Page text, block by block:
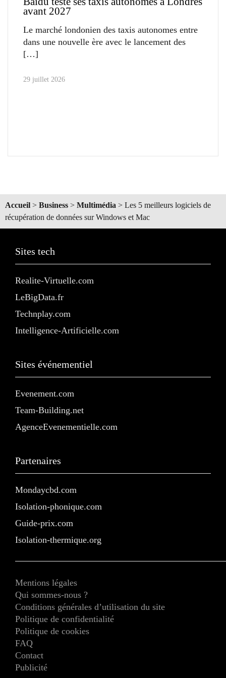
avant 2027
Le marché londonien des taxis autonomes entre
dans une nouvelle ère avec le lancement des
29 juillet 2026
Accueil > Business > Multimédia > Les 5 meilleurs logiciels de
récupération de données sur Windows et Mac
Sites tech
Realite-Virtuelle.com
LeBigData.fr
Technplay.com
Intelligence-Artificielle.com
Sites événementiel
Evenement.com
Team-Building.net
AgenceEvenementielle.com
Partenaires
Mondaycbd.com
Isolation-phonique.com
Guide-prix.com
Isolation-thermique.org
Mentions légales
Qui sommes-nous ?
Conditions générales d’utilisation du site
Politique de confidentialité
Politique de cookies
FAQ
Contact
Publicité